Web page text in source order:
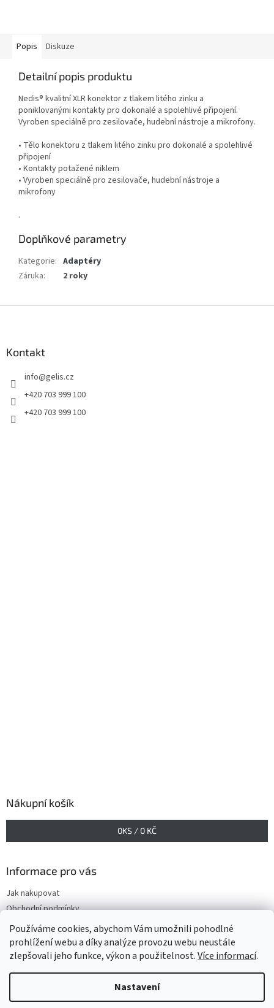
Používáme cookies, abychom Vám umožnili pohodlné
prohlížení webu a díky analýze provozu webu neustále
zlepšovali jeho funkce, výkon a použitelnost.Více informací.
Nastavení
Popis Diskuze
Detailní popis produktu
Nedis® kvalitní XLR konektor z tlakem litého zinku a
poniklovanými kontakty pro dokonalé a spolehlivé připojení.
Vyroben speciálně pro zesilovače, hudební nástroje a mikrofony.
• Tělo konektoru z tlakem litého zinku pro dokonalé a spolehlivé
připojení
• Kontakty potažené niklem
• Vyroben speciálně pro zesilovače, hudební nástroje a
mikrofony
.
Doplňkové parametry
Kategorie: Adaptéry
Záruka: 2 roky
Kontakt
info@gelis.cz
+420 703 999 100
+420 703 999 100
Nákupní košík
0KS / 0 KČ
Informace pro vás
Jak nakupovat
Obchodní podmínky
Podmínky ochrany osobních údajů